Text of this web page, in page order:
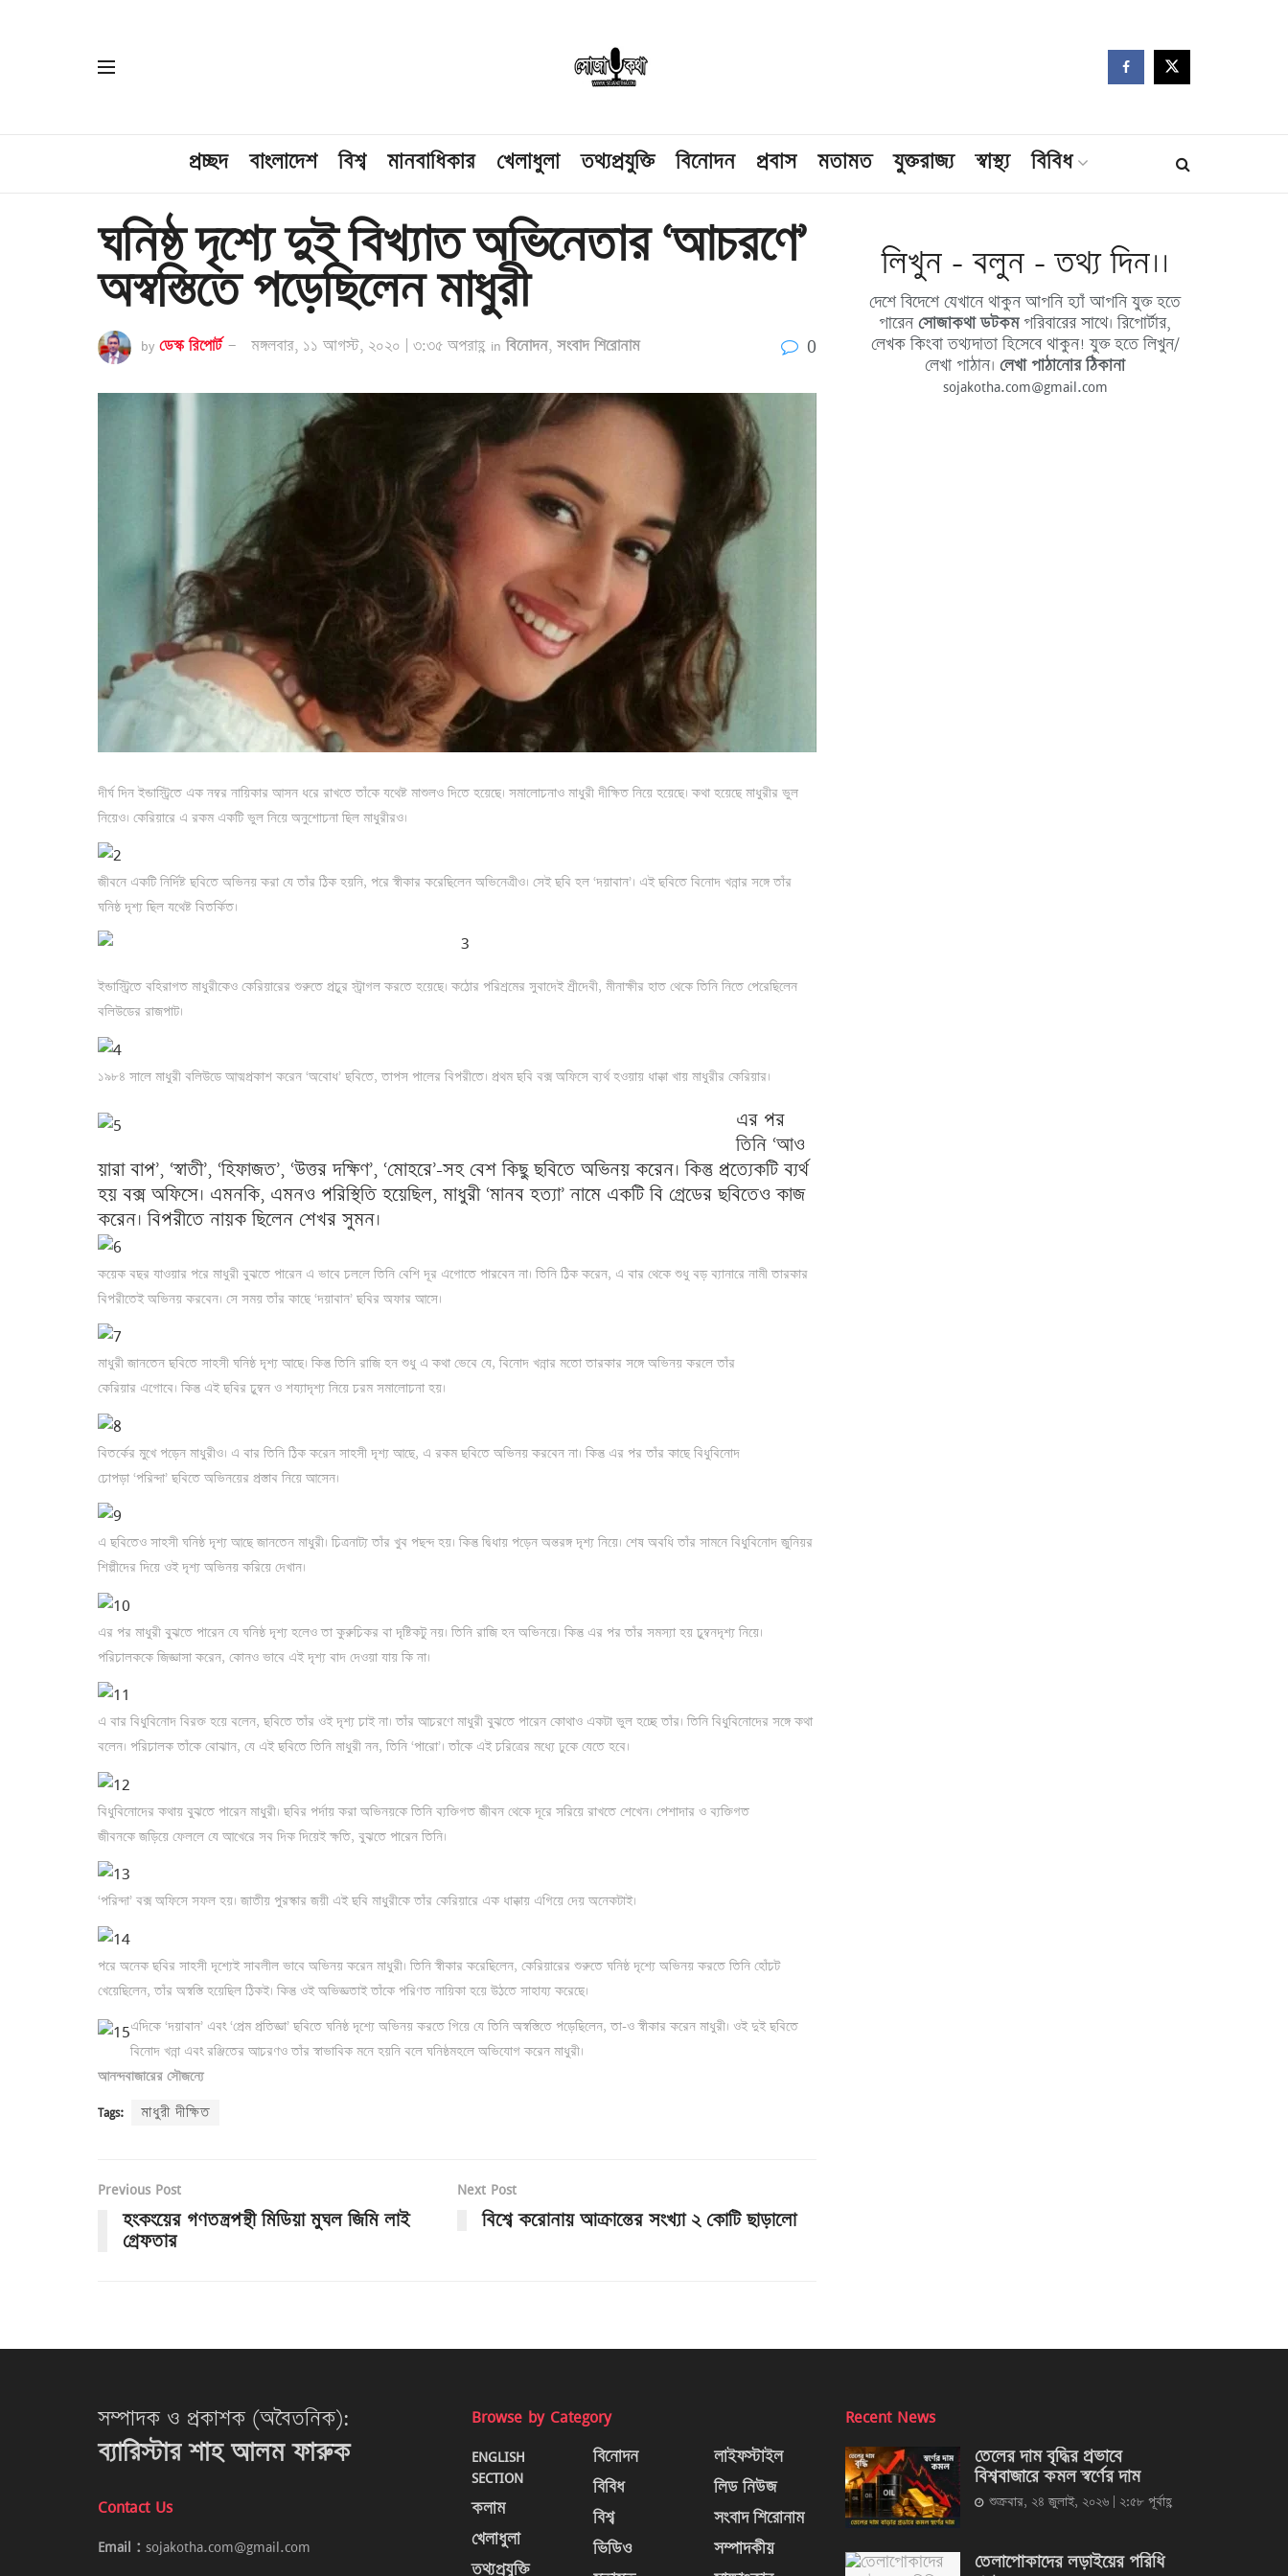
প্রচ্ছদ বাংলাদেশ বিশ্ব মানবাধিকার খেলাধুলা তথ্যপ্রযুক্তি বিনোদন প্রবাস মতামত যুক্তরাজ্য স্বাস্থ্য বিবিধ
ঘনিষ্ঠ দৃশ্যে দুই বিখ্যাত অভিনেতার ‘আচরণে’
অস্বস্তিতে পড়েছিলেন মাধুরী
by ডেস্ক রিপোর্ট মঙ্গলবার, ১১ আগস্ট, ২০২০ | ৩:৩৫ অপরাহ্ণ in বিনোদন, সংবাদ শিরোনাম 0
দীর্ঘ দিন ইন্ডাস্ট্রিতে এক নম্বর নায়িকার আসন ধরে রাখতে তাঁকে যথেষ্ট মাশুলও দিতে হয়েছে। সমালোচনাও মাধুরী দীক্ষিত নিয়ে হয়েছে। কথা হয়েছে মাধুরীর ভুল
নিয়েও। কেরিয়ারে এ রকম একটি ভুল নিয়ে অনুশোচনা ছিল মাধুরীরও।
জীবনে একটি নির্দিষ্ট ছবিতে অভিনয় করা যে তাঁর ঠিক হয়নি, পরে স্বীকার করেছিলেন অভিনেত্রীও। সেই ছবি হল ‘দয়াবান’। এই ছবিতে বিনোদ খন্নার সঙ্গে তাঁর
ঘনিষ্ঠ দৃশ্য ছিল যথেষ্ট বিতর্কিত।
ইন্ডাস্ট্রিতে বহিরাগত মাধুরীকেও কেরিয়ারের শুরুতে প্রচুর স্ট্রাগল করতে হয়েছে। কঠোর পরিশ্রমের সুবাদেই শ্রীদেবী, মীনাক্ষীর হাত থেকে তিনি নিতে পেরেছিলেন
বলিউডের রাজপাট।
১৯৮৪ সালে মাধুরী বলিউডে আত্মপ্রকাশ করেন ‘অবোধ’ ছবিতে, তাপস পালের বিপরীতে। প্রথম ছবি বক্স অফিসে ব্যর্থ হওয়ায় ধাক্কা খায় মাধুরীর কেরিয়ার।
এর পর
তিনি ‘আও
য়ারা বাপ’, ‘স্বাতী’, ‘হিফাজত’, ‘উত্তর দক্ষিণ’, ‘মোহরে’-সহ বেশ কিছু ছবিতে অভিনয় করেন। কিন্তু প্রত্যেকটি ব্যর্থ
হয় বক্স অফিসে। এমনকি, এমনও পরিস্থিতি হয়েছিল, মাধুরী ‘মানব হত্যা’ নামে একটি বি গ্রেডের ছবিতেও কাজ
করেন। বিপরীতে নায়ক ছিলেন শেখর সুমন।
কয়েক বছর যাওয়ার পরে মাধুরী বুঝতে পারেন এ ভাবে চললে তিনি বেশি দূর এগোতে পারবেন না। তিনি ঠিক করেন, এ বার থেকে শুধু বড় ব্যানারে নামী তারকার
বিপরীতেই অভিনয় করবেন। সে সময় তাঁর কাছে ‘দয়াবান’ ছবির অফার আসে।
মাধুরী জানতেন ছবিতে সাহসী ঘনিষ্ঠ দৃশ্য আছে। কিন্তু তিনি রাজি হন শুধু এ কথা ভেবে যে, বিনোদ খন্নার মতো তারকার সঙ্গে অভিনয় করলে তাঁর
কেরিয়ার এগোবে। কিন্তু এই ছবির চুম্বন ও শয্যাদৃশ্য নিয়ে চরম সমালোচনা হয়।
বিতর্কের মুখে পড়েন মাধুরীও। এ বার তিনি ঠিক করেন সাহসী দৃশ্য আছে, এ রকম ছবিতে অভিনয় করবেন না। কিন্তু এর পর তাঁর কাছে বিধুবিনোদ
চোপড়া ‘পরিন্দা’ ছবিতে অভিনয়ের প্রস্তাব নিয়ে আসেন।
এ ছবিতেও সাহসী ঘনিষ্ঠ দৃশ্য আছে জানতেন মাধুরী। চিত্রনাট্য তাঁর খুব পছন্দ হয়। কিন্তু দ্বিধায় পড়েন অন্তরঙ্গ দৃশ্য নিয়ে। শেষ অবধি তাঁর সামনে বিধুবিনোদ জুনিয়র
শিল্পীদের দিয়ে ওই দৃশ্য অভিনয় করিয়ে দেখান।
এর পর মাধুরী বুঝতে পারেন যে ঘনিষ্ঠ দৃশ্য হলেও তা কুরুচিকর বা দৃষ্টিকটু নয়। তিনি রাজি হন অভিনয়ে। কিন্তু এর পর তাঁর সমস্যা হয় চুম্বনদৃশ্য নিয়ে।
পরিচালককে জিজ্ঞাসা করেন, কোনও ভাবে এই দৃশ্য বাদ দেওয়া যায় কি না।
এ বার বিধুবিনোদ বিরক্ত হয়ে বলেন, ছবিতে তাঁর ওই দৃশ্য চাই না। তাঁর আচরণে মাধুরী বুঝতে পারেন কোথাও একটা ভুল হচ্ছে তাঁর। তিনি বিধুবিনোদের সঙ্গে কথা
বলেন। পরিচালক তাঁকে বোঝান, যে এই ছবিতে তিনি মাধুরী নন, তিনি ‘পারো’। তাঁকে এই চরিত্রের মধ্যে ঢুকে যেতে হবে।
বিধুবিনোদের কথায় বুঝতে পারেন মাধুরী। ছবির পর্দায় করা অভিনয়কে তিনি ব্যক্তিগত জীবন থেকে দূরে সরিয়ে রাখতে শেখেন। পেশাদার ও ব্যক্তিগত
জীবনকে জড়িয়ে ফেললে যে আখেরে সব দিক দিয়েই ক্ষতি, বুঝতে পারেন তিনি।
‘পরিন্দা’ বক্স অফিসে সফল হয়। জাতীয় পুরস্কার জয়ী এই ছবি মাধুরীকে তাঁর কেরিয়ারে এক ধাক্কায় এগিয়ে দেয় অনেকটাই।
পরে অনেক ছবির সাহসী দৃশ্যেই সাবলীল ভাবে অভিনয় করেন মাধুরী। তিনি স্বীকার করেছিলেন, কেরিয়ারের শুরুতে ঘনিষ্ঠ দৃশ্যে অভিনয় করতে তিনি হোঁচট
খেয়েছিলেন, তাঁর অস্বস্তি হয়েছিল ঠিকই। কিন্তু ওই অভিজ্ঞতাই তাঁকে পরিণত নায়িকা হয়ে উঠতে সাহায্য করেছে।
এদিকে ‘দয়াবান’ এবং ‘প্রেম প্রতিজ্ঞা’ ছবিতে ঘনিষ্ঠ দৃশ্যে অভিনয় করতে গিয়ে যে তিনি অস্বস্তিতে পড়েছিলেন, তা-ও স্বীকার করেন মাধুরী। ওই দুই ছবিতে
বিনোদ খন্না এবং রঞ্জিতের আচরণও তাঁর স্বাভাবিক মনে হয়নি বলে ঘনিষ্ঠমহলে অভিযোগ করেন মাধুরী।
আনন্দবাজারের সৌজন্যে
Tags: মাধুরী দীক্ষিত
Previous Post
হংকংয়ের গণতন্ত্রপন্থী মিডিয়া মুঘল জিমি লাই
গ্রেফতার
Next Post
বিশ্বে করোনায় আক্রান্তের সংখ্যা ২ কোটি ছাড়ালো
লিখুন - বলুন - তথ্য দিন।।
দেশে বিদেশে যেখানে থাকুন আপনি হ্যাঁ আপনি যুক্ত হতে
পারেনসোজাকথা ডটকমপরিবারের সাথে। রিপোর্টার,
লেখক কিংবা তথ্যদাতা হিসেবে থাকুন! যুক্ত হতে লিখুন/
লেখা পাঠান। লেখা পাঠানোর ঠিকানা
sojakotha.com@gmail.com
সম্পাদক ও প্রকাশক (অবৈতনিক):
ব্যারিস্টার শাহ আলম ফারুক
Contact Us
Email : sojakotha.com@gmail.com
Browse by Category
ENGLISH
SECTION
কলাম
খেলাধুলা
তথ্যপ্রযুক্তি
বিনোদন
বিবিধ
বিশ্ব
ভিডিও
লাইফস্টাইল
লিড নিউজ
সংবাদ শিরোনাম
সম্পাদকীয়
Recent News
তেলের দাম বৃদ্ধির প্রভাবে
বিশ্ববাজারে কমল স্বর্ণের দাম
শুক্রবার, ২৪ জুলাই, ২০২৬ | ২:৫৮ পূর্বাহ্ণ
তেলাপোকাদের লড়াইয়ের পরিধি